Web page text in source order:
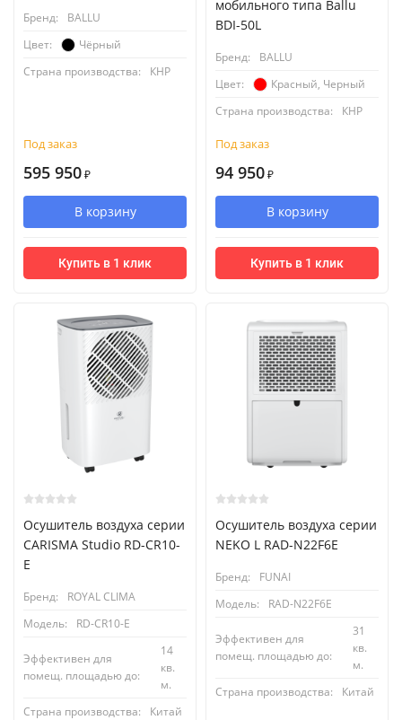
Бренд:
BALLU
Цвет:
Чёрный
Страна производства:
КНР
Под заказ
595 950 ₽
В корзину
Купить в 1 клик
мобильного типа Ballu
BDI-50L
Бренд:
BALLU
Цвет:
Красный, Черный
Страна производства:
КНР
Под заказ
94 950 ₽
В корзину
Купить в 1 клик
Осушитель воздуха серии
CARISMA Studio RD-CR10-
E
Бренд:
ROYAL CLIMA
Модель:
RD-CR10-E
Эффективен для
помещ. площадью до:
14
кв.
м.
Страна производства:
Китай
Осушитель воздуха серии
NEKO L RAD-N22F6E
Бренд:
FUNAI
Модель:
RAD-N22F6E
Эффективен для
помещ. площадью до:
31
кв.
м.
Страна производства:
Китай